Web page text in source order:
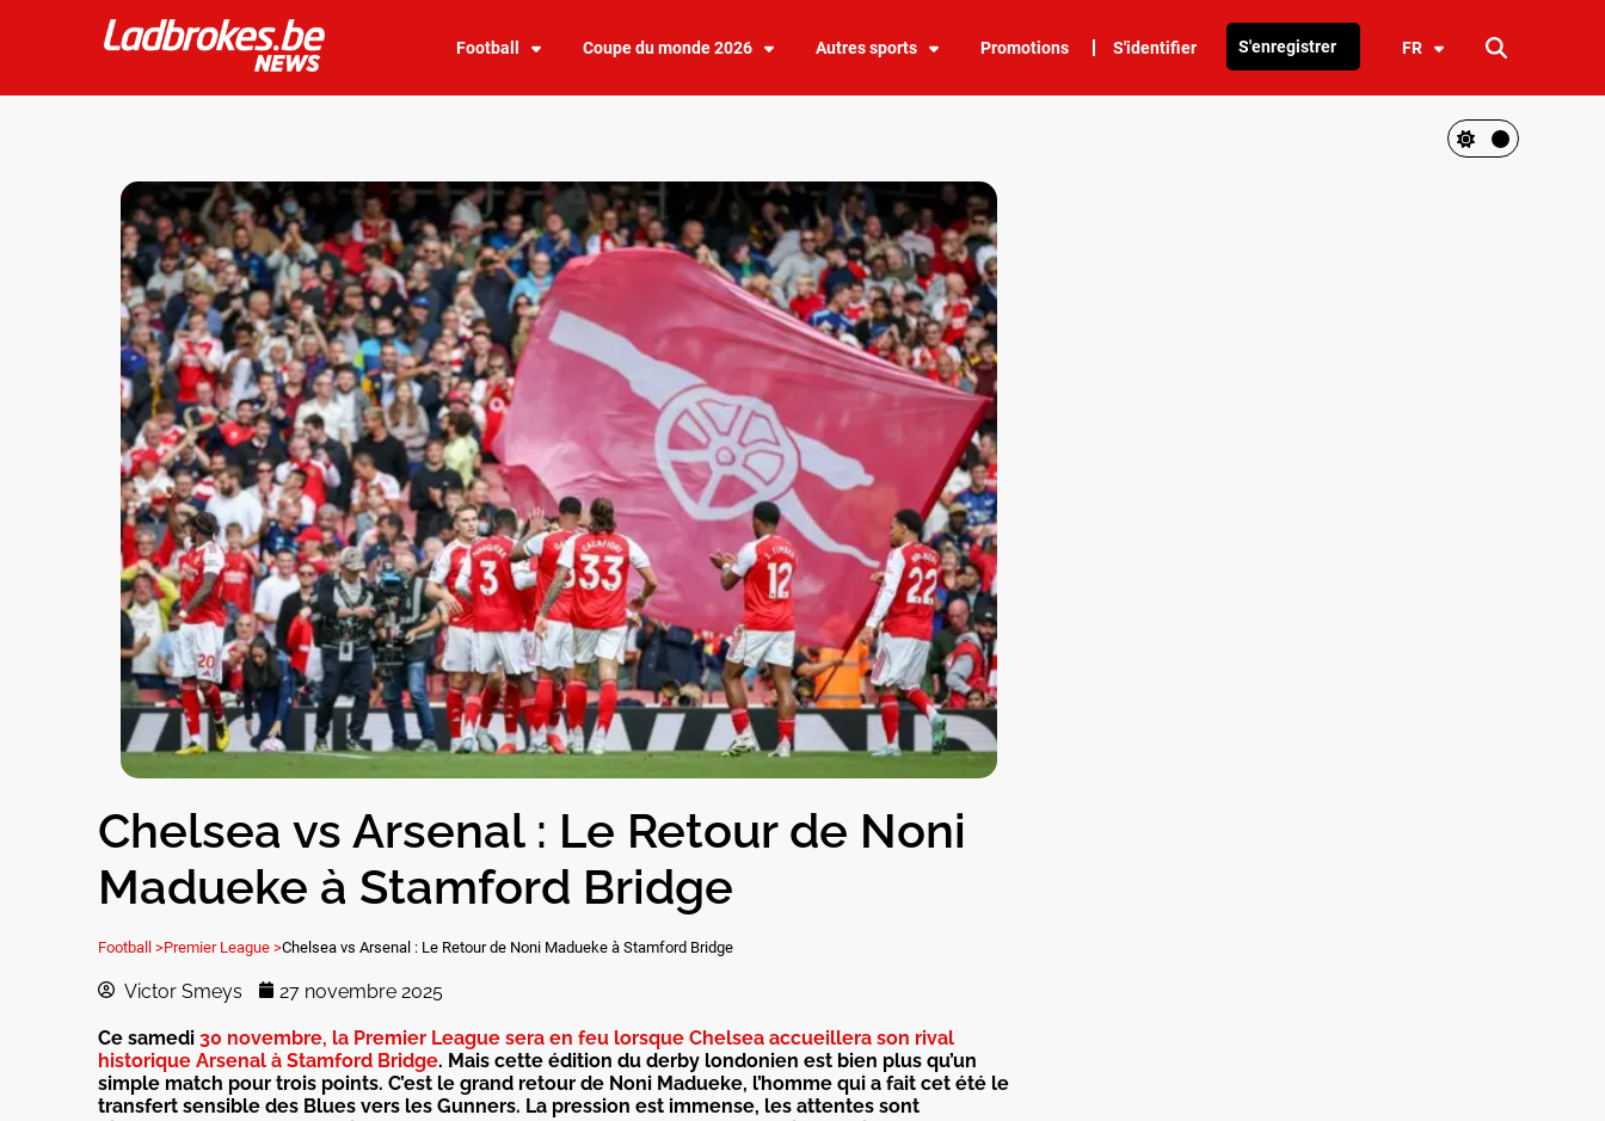
Football Coupe du monde 2026 Autres sports Promotions S'identifier S'enregistrer FR
Chelsea vs Arsenal : Le Retour de Noni
Madueke à Stamford Bridge
Football >Premier League >Chelsea vs Arsenal : Le Retour de Noni Madueke à Stamford Bridge
Victor Smeys 27 novembre 2025
Ce samedi 30 novembre, la Premier League sera en feu lorsque Chelsea accueillera son rival
historique Arsenal à Stamford Bridge. Mais cette édition du derby londonien est bien plus qu’un
simple match pour trois points. C’est le grand retour de Noni Madueke, l’homme qui a fait cet été le
transfert sensible des Blues vers les Gunners. La pression est immense, les attentes sont